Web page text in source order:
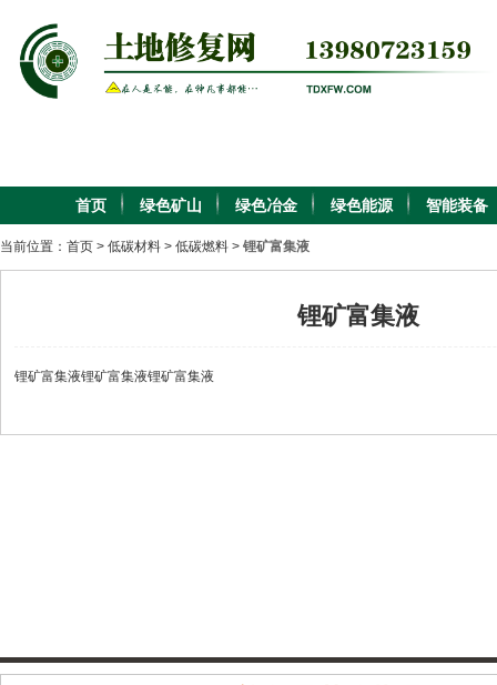
智能装备
绿色能源
绿色冶金
绿色矿山
首页
当前位置： 首页 > 低碳材料 > 低碳燃料 > 锂矿富集液
锂矿富集液
锂矿富集液锂矿富集液锂矿富集液